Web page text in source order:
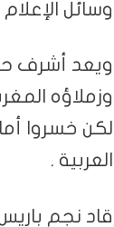
وسائل الإعلام
ويعد أشرف
وزملاؤه
لكن خسروا
العربية .
قاد نجم